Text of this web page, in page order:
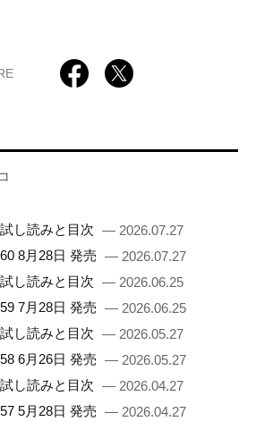
し読みと目次 — 2026.07.27
8月28日 発売 — 2026.07.27
し読みと目次 — 2026.06.25
7月28日 発売 — 2026.06.25
し読みと目次 — 2026.05.27
6月26日 発売 — 2026.05.27
し読みと目次 — 2026.04.27
5月28日 発売 — 2026.04.27